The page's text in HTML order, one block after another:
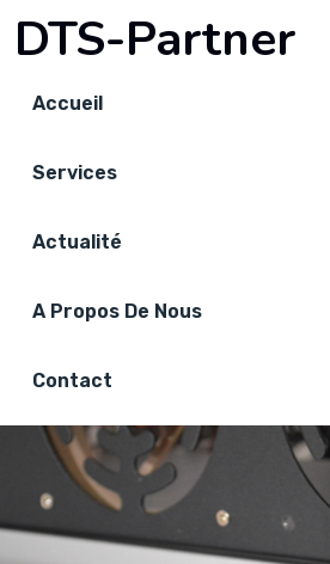
DTS-Partner
Accueil
Services
Actualité
A Propos De Nous
Contact